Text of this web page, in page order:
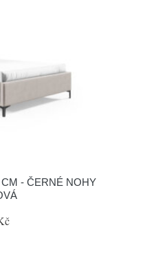
- ČERNÉ NOHY